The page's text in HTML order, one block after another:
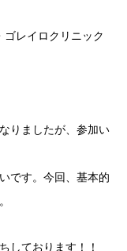
ゴレイロクリニック
りましたが、参加い
です。今回、基本的
しております！！